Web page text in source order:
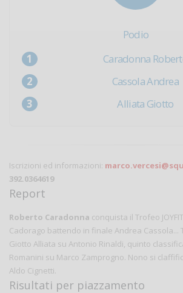
Podio
Caradonna
Cassola Andrea
Alliata Giotto
Iscrizioni ed informazioni:
392.0364619
Report
Roberto Caradonna conquista il Trofeo
Cadorago battendo in finale Andrea Cassola...
Giotto Alliata su Antonio Rinaldi, quinto
Romanini su Marco Zamprogno. Nono si
Aldo Cignetti.
Risultati per piazzamento